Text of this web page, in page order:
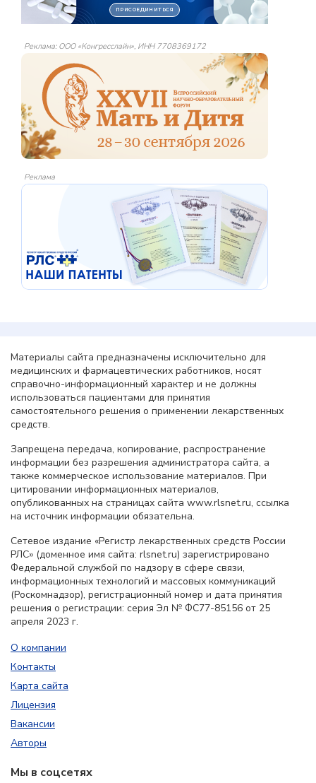
Реклама: ООО «Конгресслайн», ИНН 7708369172
Реклама
Материалы сайта предназначены исключительно для
медицинских и фармацевтических работников, носят
справочно-информационный характер и не должны
использоваться пациентами для принятия
самостоятельного решения о применении лекарственных
средств.
Запрещена передача, копирование, распространение
информации без разрешения администратора сайта, а
также коммерческое использование материалов. При
цитировании информационных материалов,
опубликованных на страницах сайта www.rlsnet.ru, ссылка
на источник информации обязательна.
Сетевое издание «Регистр лекарственных средств России
РЛС» (доменное имя сайта: rlsnet.ru) зарегистрировано
Федеральной службой по надзору в сфере связи,
информационных технологий и массовых коммуникаций
(Роскомнадзор), регистрационный номер и дата принятия
решения о регистрации: серия Эл № ФС77-85156 от 25
апреля 2023 г.
О компании
Контакты
Карта сайта
Лицензия
Вакансии
Авторы
Мы в соцсетях